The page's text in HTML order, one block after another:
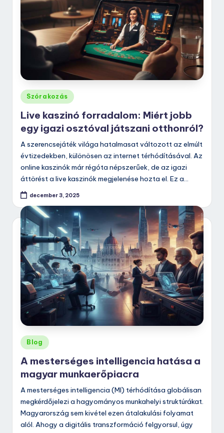
Posted
in
Szórakozás
Live kaszinó forradalom: Miért jobb
egy igazi osztóval játszani otthonról?
A szerencsejáték világa hatalmasat változott az elmúlt
évtizedekben, különösen az internet térhódításával. Az
online kaszinók már régóta népszerűek, de az igazi
áttörést a live kaszinók megjelenése hozta el. Ez a…
december 3, 2025
Posted
in
Blog
A mesterséges intelligencia hatása a
magyar munkaerőpiacra
A mesterséges intelligencia (MI) térhódítása globálisan
megkérdőjelezi a hagyományos munkahelyi struktúrákat.
Magyarország sem kivétel ezen átalakulási folyamat
alól. Ahogy a digitális transzformáció felgyorsul, úgy